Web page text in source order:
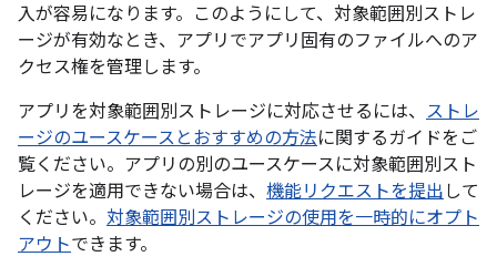
入が容易になります。このようにして、対象範囲別ストレ
ージが有効なとき、アプリでアプリ固有のファイルへのア
クセス権を管理します。
アプリを対象範囲別ストレージに対応させるには、 ストレ
ージのユースケースとおすすめの方法に関するガイドをご
覧ください。アプリの別のユースケースに対象範囲別スト
レージを適用できない場合は、 機能リクエストを提出 して
ください。 対象範囲別ストレージの使用を一時的にオプト
アウトできます。